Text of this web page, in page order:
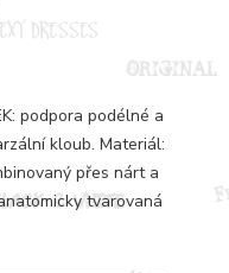
podpora podélné a
kloub. Materiál:
přes nárt a
tvarovaná